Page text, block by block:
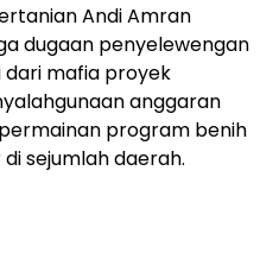
Andi Amran
dugaan penyelewengan
mafia proyek
anggaran
program benih
sejumlah daerah.